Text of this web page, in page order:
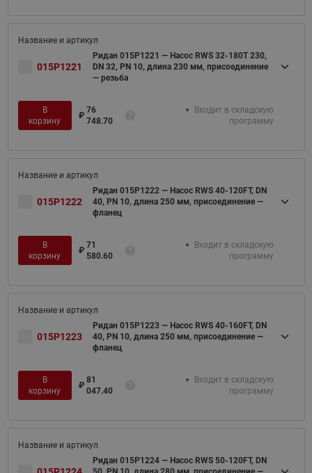
015P1221
Ридан 015P1221 — Насос RWS 32-180T 230,
DN 32, PN 10, длина 230 мм, присоединение
— резьба
В
корзину
₽
76
748.70
Входит в складскую
программу
015P1222
Ридан 015P1222 — Насос RWS 40-120FT, DN
40, PN 10, длина 250 мм, присоединение —
фланец
В
корзину
₽
71
580.60
Входит в складскую
программу
015P1223
Ридан 015P1223 — Насос RWS 40-160FT, DN
40, PN 10, длина 250 мм, присоединение —
фланец
В
корзину
₽
81
047.40
Входит в складскую
программу
Ридан 015P1224 — Насос RWS 50-120FT, DN